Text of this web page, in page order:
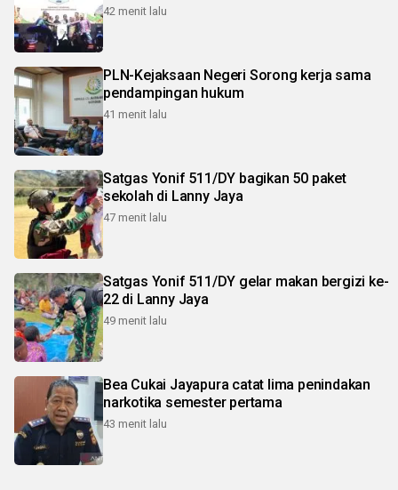
42 menit lalu
PLN-Kejaksaan Negeri Sorong kerja sama
pendampingan hukum
41 menit lalu
Satgas Yonif 511/DY bagikan 50 paket
sekolah di Lanny Jaya
47 menit lalu
Satgas Yonif 511/DY gelar makan bergizi ke-
22 di Lanny Jaya
49 menit lalu
Bea Cukai Jayapura catat lima penindakan
narkotika semester pertama
43 menit lalu